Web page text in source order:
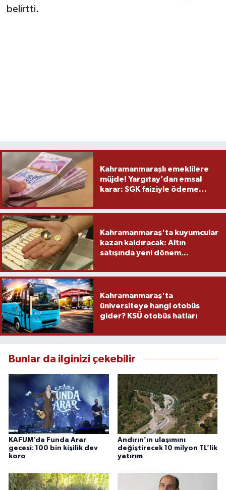
belirtti.
Kahramanmaraşlı emeklilere
müjde! Yargıtay’dan emsal
karar: SGK faiziyle ödeme
Kahramanmaraş'ta kuyumcular
kazan kaldıracak: Altın
satışında yeni dönem...
Kahramanmaraş'ta
üniversiteye hangi otobüs
gider? KSÜ otobüs hatları
Bunlar da ilginizi çekebilir
KAFUM’da Funda Arar
gecesi: 100 bin kişilik dev
koro
Andırın’ın ulaşımını
değiştirecek 10 milyon TL’lik
yatırım